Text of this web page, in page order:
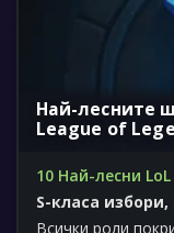
Най-лесните
League of
10 Най-лесни
S-класа
Всички роли